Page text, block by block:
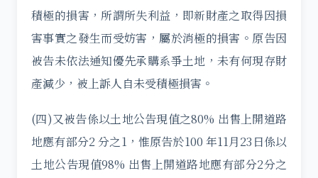
積極的損害，所謂所失利益，即新財產之取得因損
害事實之發生而受妨害，屬於消極的損害。原告因
被告未依法通知優先承購系爭土地，未有何現存財
產減少，被上訴人自未受積極損害。
(四)又被告係以土地公告現值之80% 出售上開道路
地應有部分2 分之1，惟原告於100 年11月23日係以
土地公告現值98% 出售上開道路地應有部分2分之